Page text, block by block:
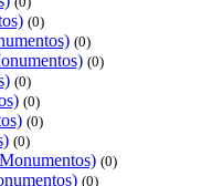
(0)
(0)
(0)
(0)
(0)
(0)
(0)
(0)
(0)